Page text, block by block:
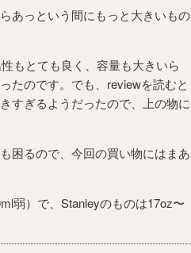
あっという間にもっと大きいもの
もとても良く、容量も大きいら
たのです。でも、reviewを読むと
すぎるようだったので、上の物に
困るので、今回の買い物にはまあ
弱）で、Stanleyのものは17oz〜